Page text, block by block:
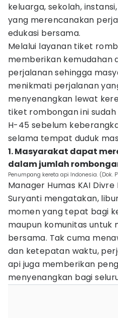
keluarga, sekolah,
yang merencanakan
edukasi bersama.
Melalui layanan tiket
memberikan kemudahan
perjalanan sehingga
menikmati perjalanan
menyenangkan lewat
tiket rombongan ini
H-45 sebelum
selama tempat duduk
1. Masyarakat dapat
dalam jumlah
Penumpang kereta api Indonesia. (Dok.
Manager Humas KAI
Suryanti mengatakan,
momen yang tepat bagi
maupun komunitas untuk
bersama. Tak cuma
dan ketepatan waktu,
api juga memberikan
menyenangkan bagi